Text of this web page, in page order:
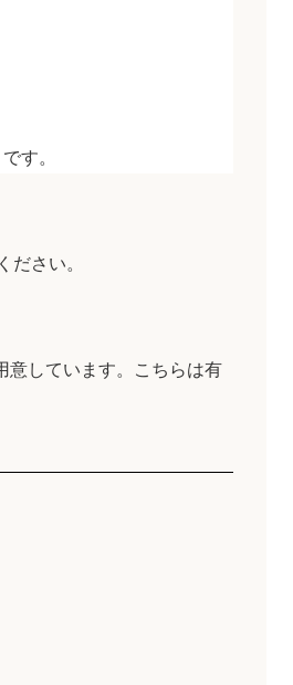
す。
ださい。
意しています。こちらは有